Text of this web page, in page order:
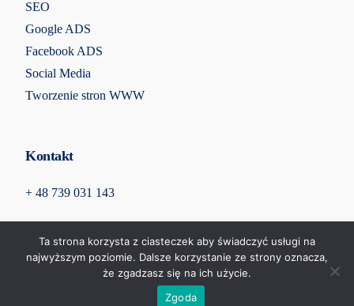
SEO
Google ADS
Facebook ADS
Social Media
Tworzenie stron WWW
Kontakt
+ 48 739 031 143
Michała Kleofasa Ogińskiego 2 85-092 Bydgoszcz
Darmowy audyt oferty
Ta strona korzysta z ciasteczek aby świadczyć usługi na
najwyższym poziomie. Dalsze korzystanie ze strony oznacza,
że zgadzasz się na ich użycie.
Zgoda